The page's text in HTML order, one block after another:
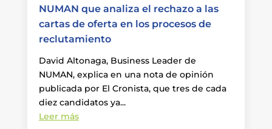
NUMAN que analiza el rechazo a las
cartas de oferta en los procesos de
reclutamiento
David Altonaga, Business Leader de
NUMAN, explica en una nota de opinión
publicada por El Cronista, que tres de cada
diez candidatos ya...
Leer más